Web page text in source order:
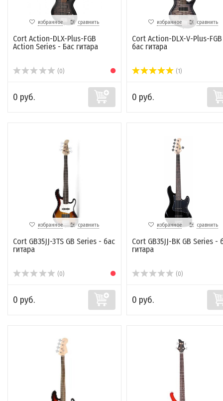
избранное сравнить
Cort Action-DLX-Plus-FGB
Action Series - Бас гитара
(0)
0 руб.
избранное сравнить
Cort Action-DLX-V-Plus-
бас гитара
(1)
0 руб.
избранное сравнить
Cort GB35JJ-3TS GB Series - бас
гитара
(0)
0 руб.
избранное сравнить
Cort GB35JJ-BK GB Series -
гитара
(0)
0 руб.